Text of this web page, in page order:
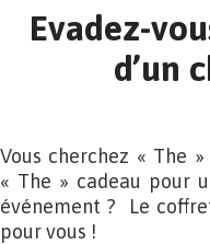
Evadez-
d’un
Vous cherchez « The
« The » cadeau pour
événement ? Le
pour vous !